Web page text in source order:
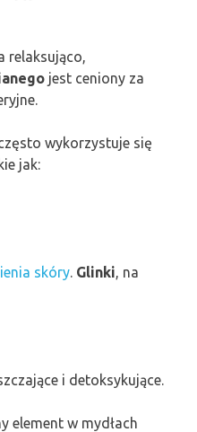
relaksująco,
jest ceniony za
wykorzystuje się
jak:
skóry. Glinki, na
i detoksykujące.
element w mydłach